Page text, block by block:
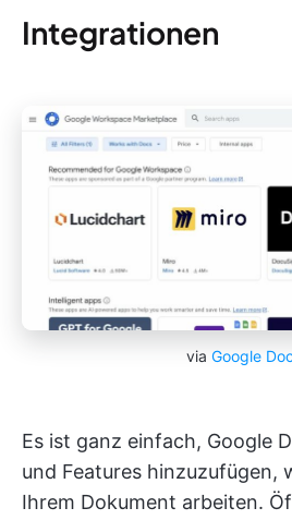
Integrationen
via Google
Es ist ganz einfach, Google
und Features hinzuzufügen,
Ihrem Dokument arbeiten.